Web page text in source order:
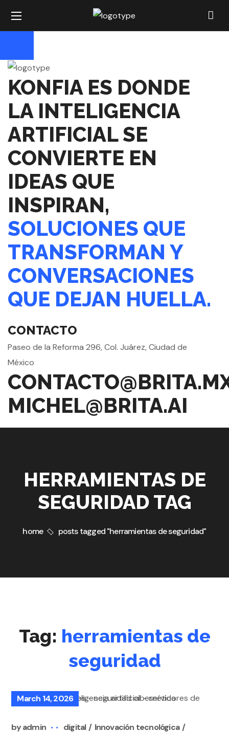
KONFIA ES DONDE
LA INTELIGENCIA
ARTIFICIAL SE
CONVIERTE EN
IDEAS QUE
INSPIRAN,
SOLUCIONES QUE
TRANSFORMAN Y
CONVERSACIONES
QUE DEJAN HUELLA.
CONTACTO
Paseo de la Reforma 296, Col. Juárez, Ciudad de
México
MICHEL@BRITA.AI
HERRAMIENTAS DE
SEGURIDAD TAG
home posts tagged "herramientas de seguridad"
Tag: herramientas de
seguridad
March 14, 2026
byadmin digital
Innovación tecnológica